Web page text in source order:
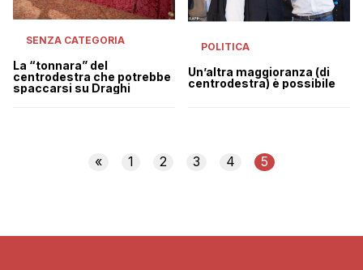
SENZA CATEGORIA
La “tonnara” del
centrodestra che potrebbe
spaccarsi su Draghi
POLITICA
Un’altra maggioranza (di
centrodestra) è possibile
« 1 2 3 4 5